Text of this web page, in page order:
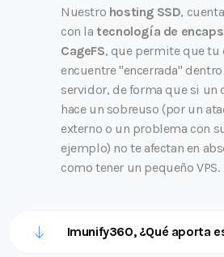
Nuestro hosting SSD,
con la tecnología de
CageFS, que permite que tu
encuentre "encerrada"
servidor, de forma que si un
hace un sobreuso (por un
externo o un problema con
ejemplo) no te afectan en
como tener un pequeño VPS.
Imunify360, ¿Qué aporta